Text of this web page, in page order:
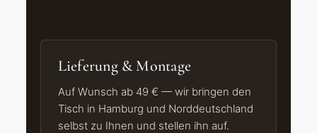
Lieferung & Montage
Auf Wunsch ab 49 € — wir bringen den
Tisch in Hamburg und Norddeutschland
selbst zu Ihnen und stellen ihn auf.